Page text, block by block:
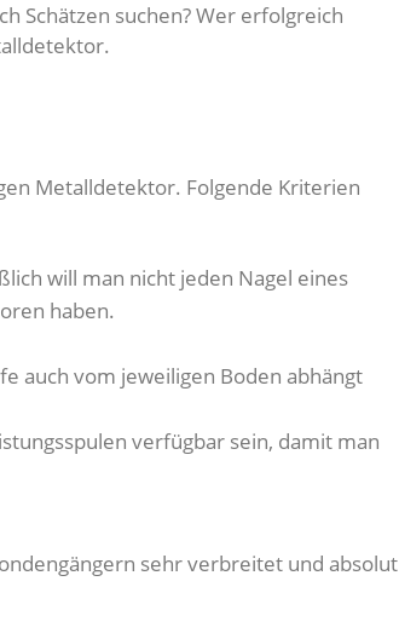
Schätzen suchen? Wer erfolgreich
Metalldetektor. Folgende Kriterien
will man nicht jeden Nagel eines
haben.
auch vom jeweiligen Boden abhängt
verfügbar sein, damit man
sehr verbreitet und absolut